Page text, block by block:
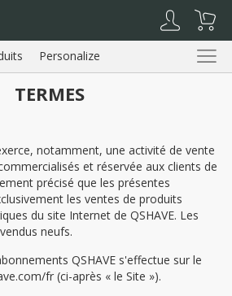
Personalize
Avis
Nous
Panier
TERMES
notamment, une activité de vente
et réservée aux clients de
précisé que les présentes
les ventes de produits
du site Internet de QSHAVE. Les
neufs.
QSHAVE s'effectue sur le
fr (ci-après « le Site »).